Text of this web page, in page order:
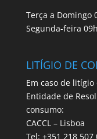
Terça a Domingo
Segunda-feira
LITÍGIO DE
Em caso de
Entidade de
consumo:
CACCL – Lisboa
Tel: +351 218 507